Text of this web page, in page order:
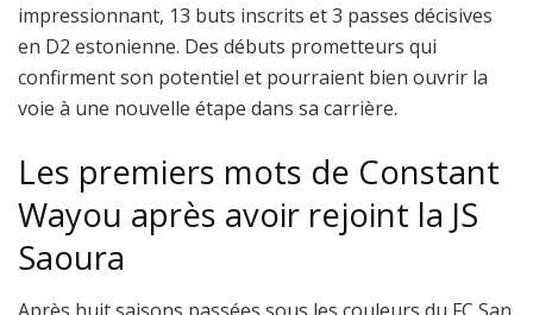
impressionnant, 13 buts inscrits et 3 passes décisives
en D2 estonienne. Des débuts prometteurs qui
confirment son potentiel et pourraient bien ouvrir la
voie à une nouvelle étape dans sa carrière.
Les premiers mots de Constant
Wayou après avoir rejoint la JS
Saoura